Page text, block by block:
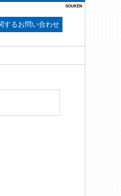
SOUKEN
するお問い合わせ